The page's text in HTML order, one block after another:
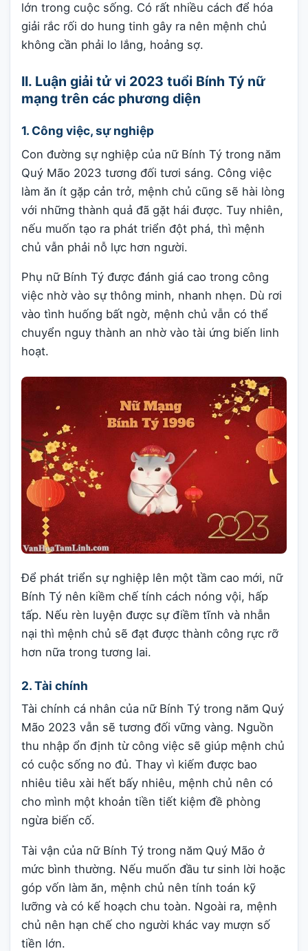
lớn trong cuộc sống. Có rất nhiều cách để hóa
giải rắc rối do hung tinh gây ra nên mệnh chủ
không cần phải lo lắng, hoảng sợ.
II. Luận giải tử vi 2023 tuổi Bính Tý nữ
mạng trên các phương diện
1. Công việc, sự nghiệp
Con đường sự nghiệp của nữ Bính Tý trong năm
Quý Mão 2023 tương đối tươi sáng. Công việc
làm ăn ít gặp cản trở, mệnh chủ cũng sẽ hài lòng
với những thành quả đã gặt hái được. Tuy nhiên,
nếu muốn tạo ra phát triển đột phá, thì mệnh
chủ vẫn phải nỗ lực hơn người.
Phụ nữ Bính Tý được đánh giá cao trong công
việc nhờ vào sự thông minh, nhanh nhẹn. Dù rơi
vào tình huống bất ngờ, mệnh chủ vẫn có thể
chuyển nguy thành an nhờ vào tài ứng biến linh
hoạt.
Để phát triển sự nghiệp lên một tầm cao mới, nữ
Bính Tý nên kiềm chế tính cách nóng vội, hấp
tấp. Nếu rèn luyện được sự điềm tĩnh và nhẫn
nại thì mệnh chủ sẽ đạt được thành công rực rỡ
hơn nữa trong tương lai.
2. Tài chính
Tài chính cá nhân của nữ Bính Tý trong năm Quý
Mão 2023 vẫn sẽ tương đối vững vàng. Nguồn
thu nhập ổn định từ công việc sẽ giúp mệnh chủ
có cuộc sống no đủ. Thay vì kiếm được bao
nhiêu tiêu xài hết bấy nhiêu, mệnh chủ nên có
cho mình một khoản tiền tiết kiệm đề phòng
ngừa biến cố.
Tài vận của nữ Bính Tý trong năm Quý Mão ở
mức bình thường. Nếu muốn đầu tư sinh lời hoặc
góp vốn làm ăn, mệnh chủ nên tính toán kỹ
lưỡng và có kế hoạch chu toàn. Ngoài ra, mệnh
chủ nên hạn chế cho người khác vay mượn số
tiền lớn.